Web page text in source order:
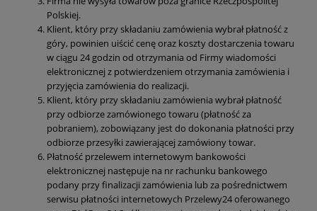
Polskiej.
Klient, który przy składaniu zamówienia wybrał płatność z
góry, powinien uiścić cenę oraz koszty dostarczenia towaru
w ciągu 24 godzin od otrzymania od Firmy wiadomości
elektronicznej z potwierdzeniem otrzymania zamówienia i
przyjęcia zamówienia do realizacji.
Klient, który przy składaniu zamówienia wybrał płatność
przy odbiorze zamówionego towaru (płatność za
pobraniem), zobowiązany jest do dokonania płatności przy
odbiorze przesyłki zawierającej zamówiony towar.
Płatność przelewem internetowym bankowości
elektronicznej następuje na nr rachunku bankowego
podany przy finalizacji zamówienia lub za pośrednictwem
serwisu płatności internetowych Przelewy24 oferowanego